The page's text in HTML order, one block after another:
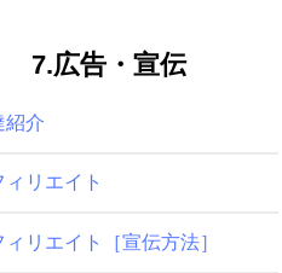
7.広告・宣伝
紹介
ィリエイト
ィリエイト［宣伝方法］